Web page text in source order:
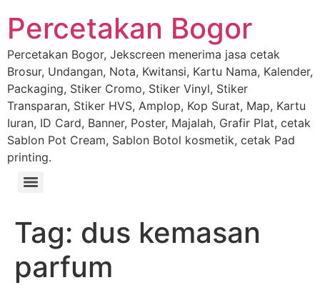
Percetakan Bogor
Percetakan Bogor, Jekscreen menerima jasa cetak
Brosur, Undangan, Nota, Kwitansi, Kartu Nama, Kalender,
Packaging, Stiker Cromo, Stiker Vinyl, Stiker
Transparan, Stiker HVS, Amplop, Kop Surat, Map, Kartu
Iuran, ID Card, Banner, Poster, Majalah, Grafir Plat, cetak
Sablon Pot Cream, Sablon Botol kosmetik, cetak Pad
printing.
Tag: dus kemasan
parfum